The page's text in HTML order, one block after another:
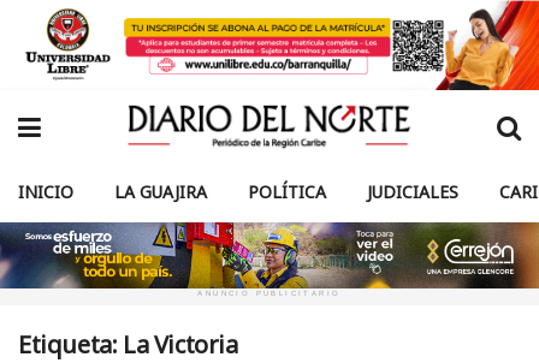
INICIO LA GUAJIRA POLÍTICA JUDICIALES
ANUNCIO PUBLICITARIO
Etiqueta: La Victoria